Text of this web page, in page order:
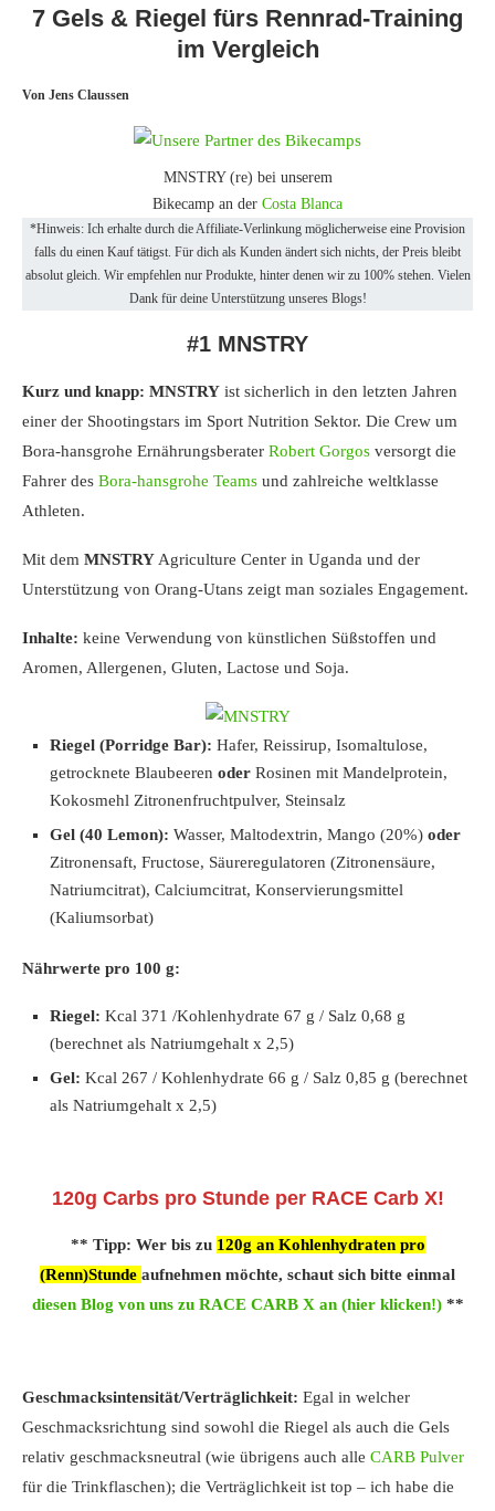
7 Gels & Riegel fürs Rennrad-Training
im Vergleich
Von Jens Claussen
MNSTRY (re) bei unserem
Bikecamp an der Costa Blanca
*Hinweis: Ich erhalte durch die Affiliate-Verlinkung möglicherweise eine Provision
falls du einen Kauf tätigst. Für dich als Kunden ändert sich nichts, der Preis bleibt
absolut gleich. Wir empfehlen nur Produkte, hinter denen wir zu 100% stehen. Vielen
Dank für deine Unterstützung unseres Blogs!
#1 MNSTRY
Kurz und knapp: MNSTRY ist sicherlich in den letzten Jahren
einer der Shootingstars im Sport Nutrition Sektor. Die Crew um
Bora-hansgrohe Ernährungsberater Robert Gorgos versorgt die
Fahrer des Bora-hansgrohe Teams und zahlreiche weltklasse
Athleten.
Mit dem MNSTRY Agriculture Center in Uganda und der
Unterstützung von Orang-Utans zeigt man soziales Engagement.
Inhalte: keine Verwendung von künstlichen Süßstoffen und
Aromen, Allergenen, Gluten, Lactose und Soja.
Riegel (Porridge Bar): Hafer, Reissirup, Isomaltulose,
getrocknete Blaubeeren oder Rosinen mit Mandelprotein,
Kokosmehl Zitronenfruchtpulver, Steinsalz
Gel (40 Lemon): Wasser, Maltodextrin, Mango (20%) oder
Zitronensaft, Fructose, Säureregulatoren (Zitronensäure,
Natriumcitrat), Calciumcitrat, Konservierungsmittel
(Kaliumsorbat)
Nährwerte pro 100 g:
Riegel: Kcal 371 /Kohlenhydrate 67 g / Salz 0,68 g
(berechnet als Natriumgehalt x 2,5)
Gel: Kcal 267 / Kohlenhydrate 66 g / Salz 0,85 g (berechnet
als Natriumgehalt x 2,5)
120g Carbs pro Stunde per RACE Carb X!
** Tipp: Wer bis zu 120g an Kohlenhydratenpro
(Renn)Stunde aufnehmen möchte, schaut sich bitte einmal
diesen Blog von uns zu RACE CARB X an (hier klicken!)**
Geschmacksintensität/Verträglichkeit: Egal in welcher
Geschmacksrichtung sind sowohl die Riegel als auch die Gels
relativ geschmacksneutral (wie übrigens auch alle CARB Pulver
für die Trinkflaschen); die Verträglichkeit ist top – ich habe die